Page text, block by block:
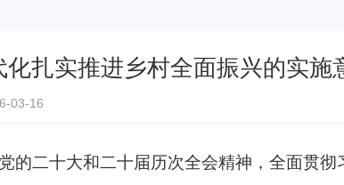
扎实推进乡村全面振兴的实施
03-16
二十大和二十届历次全会精神，全面贯彻